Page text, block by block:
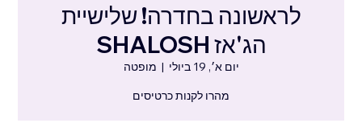
לראשונה בחדרה! שלישיית
הג'אז SHALOSH
יום א׳, 19 ביולי
  |
מופטה
מהרו לקנות כרטיסים